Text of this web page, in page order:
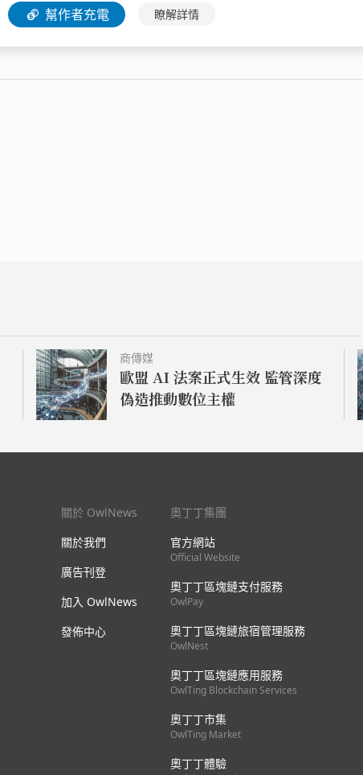
幫作者充電
瞭解詳情
商傳媒
歐盟 AI 法案正式生效 監管深度
偽造推動數位主權
關於 OwlNews
關於我們
廣告刊登
加入 OwlNews
發佈中心
奧丁丁集團
官方網站
Official Website
奧丁丁區塊鏈支付服務
OwlPay
奧丁丁區塊鏈旅宿管理服務
OwlNest
奧丁丁區塊鏈應用服務
OwlTing Blockchain Services
奧丁丁市集
OwlTing Market
奧丁丁體驗